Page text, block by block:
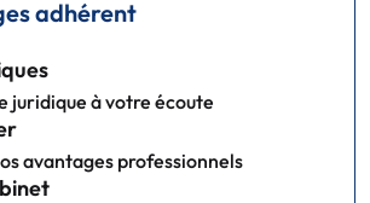
adhérent
juridique à votre écoute
avantages professionnels